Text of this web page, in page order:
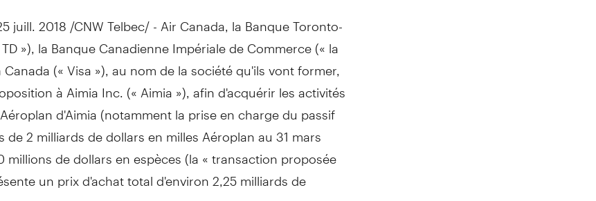
juill. 2018 /CNW Telbec/ - Air Canada, la Banque Toronto-
»), la Banque Canadienne Impériale de Commerce (« la
Canada (« Visa »), au nom de la société qu'ils vont former,
à Aimia Inc. (« Aimia »), afin d'acquérir les activités
d'Aimia (notamment la prise en charge du passif
de 2 milliards de dollars en milles Aéroplan au 31 mars
millions de dollars en espèces (la « transaction proposée
un prix d'achat total d'environ 2,25 milliards de